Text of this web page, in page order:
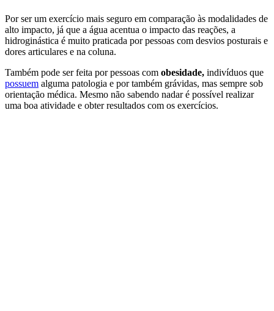
Por ser um exercício mais seguro em comparação às modalidades de
alto impacto, já que a água acentua o impacto das reações, a
hidroginástica é muito praticada por pessoas com desvios posturais e
dores articulares e na coluna.
Também pode ser feita por pessoas com obesidade, indivíduos que
possuem alguma patologia e por também grávidas, mas sempre sob
orientação médica. Mesmo não sabendo nadar é possível realizar
uma boa atividade e obter resultados com os exercícios.